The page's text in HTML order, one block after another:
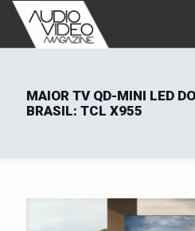
MAIOR TV QD-MINI LED
BRASIL: TCL X955